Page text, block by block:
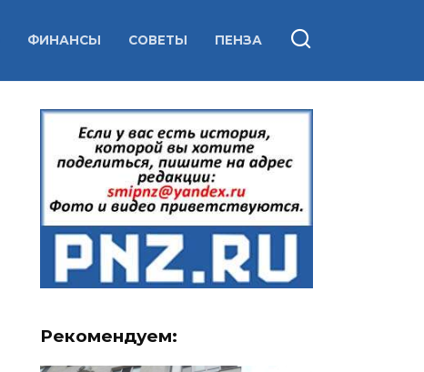
ФИНАНСЫ СОВЕТЫ ПЕНЗА
Рекомендуем: